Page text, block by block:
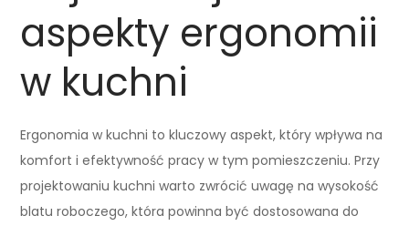
aspekty ergonomii
w kuchni
Ergonomia w kuchni to kluczowy aspekt, który wpływa na
komfort i efektywność pracy w tym pomieszczeniu. Przy
projektowaniu kuchni warto zwrócić uwagę na wysokość
blatu roboczego, która powinna być dostosowana do